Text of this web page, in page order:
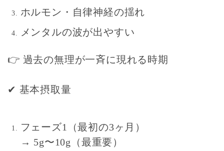
ホルモン・自律神経の揺れ
メンタルの波が出やすい
👉 過去の無理が一斉に現れる時期
✔ 基本摂取量
フェーズ1（最初の3ヶ月）
→ 5g〜10g（最重要）